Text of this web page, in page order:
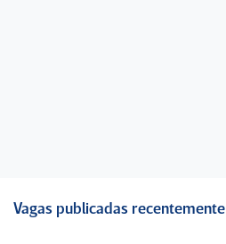
Vagas publicadas recentemente